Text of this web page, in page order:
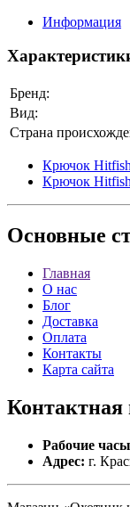
Информация
Бренд:
Вид:
Страна
Крючок
Крючок
Основные
Главная
О нас
Блог
Доставка
Оплата
Контакты
Карта сайта
Контактная
Рабочие
Адрес: г.